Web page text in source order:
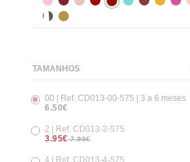
TAMANHOS
00 | Ref. CD013-00-575 | 3 a 6 meses
6.50€
2 | Ref. CD013-2-575
3.95€7.90€
4 | Ref. CD013-4-575